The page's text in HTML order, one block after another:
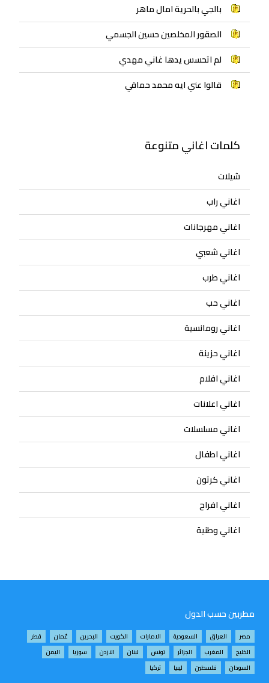
بالجي بالحرية امال ماهر
الصقور المخلصين حسين الجسمي
لم اتحسس يدها غاني مهدي
قالوا عني ايه محمد حماقي
كلمات اغاني متنوعة
شيلات
اغاني راب
اغاني مهرجانات
اغاني شعبي
اغاني طرب
اغاني حب
اغاني رومانسية
اغاني حزينة
اغاني افلام
اغاني اعلانات
اغاني مسلسلات
اغاني اطفال
اغاني كرتون
اغاني افراح
اغاني وطنية
مطربين حسب الدول
مصر العراق السعودية الامارات الكويت البحرين عُمان
قطر
الخليج
المغرب الجزائر تونس لبنان الاردن سوريا
اليمن
السودان
فلسطين ليبيا تركيا